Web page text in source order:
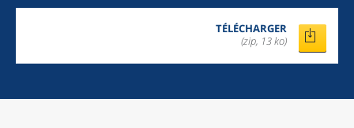
TÉLÉCHARGER
(zip, 13 ko)